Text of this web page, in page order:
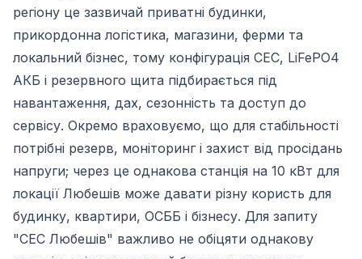
регіону це зазвичай приватні будинки,
прикордонна логістика, магазини, ферми та
локальний бізнес, тому конфігурація СЕС, LiFePO4
АКБ і резервного щита підбирається під
навантаження, дах, сезонність та доступ до
сервісу. Окремо враховуємо, що для стабільності
потрібні резерв, моніторинг і захист від просідань
напруги; через це однакова станція на 10 кВт для
локації Любешів може давати різну користь для
будинку, квартири, ОСББ і бізнесу. Для запиту
"СЕС Любешів" важливо не обіцяти однакову